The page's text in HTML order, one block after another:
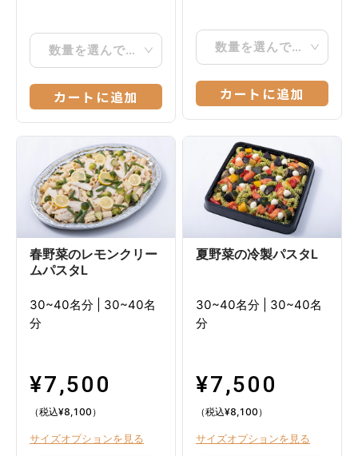
数量を選んでください
カートに追加
数量を選んでください
カートに追加
春野菜のレモンクリー
ムパスタL
30~40名分
30~40名
分
¥7,500
（税込¥8,100）
サイズオプションを見る
夏野菜の冷製パスタL
30~40名分
30~40名
分
¥7,500
（税込¥8,100）
サイズオプションを見る